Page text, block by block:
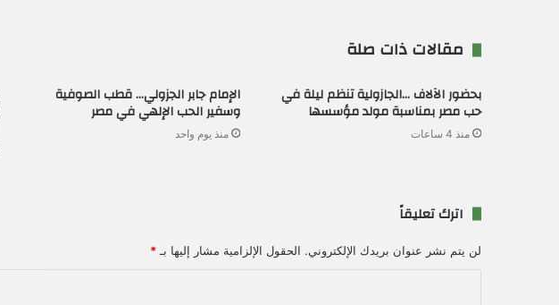
مقالات ذات صلة
بحضور الآلاف …الجازولية تنظم ليلة في
حب مصر بمناسبة مولد مؤسسها
منذ 4 ساعات
الإمام جابر الجزولي… قطب الصوفية
وسفير الحب الإلهي في مصر
منذ يوم واحد
اترك تعليقاً
لن يتم نشر عنوان بريدك الإلكتروني. الحقول الإلزامية مشار إليها بـ *